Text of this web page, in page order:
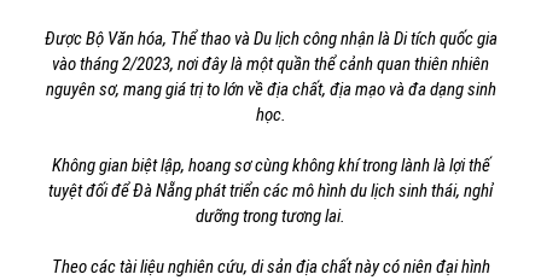
Được Bộ Văn hóa, Thể thao và Du lịch công nhận là Di tích quốc gia
vào tháng 2/2023, nơi đây là một quần thể cảnh quan thiên nhiên
nguyên sơ, mang giá trị to lớn về địa chất, địa mạo và đa dạng sinh
học.
Không gian biệt lập, hoang sơ cùng không khí trong lành là lợi thế
tuyệt đối để Đà Nẵng phát triển các mô hình du lịch sinh thái, nghỉ
dưỡng trong tương lai.
Theo các tài liệu nghiên cứu, di sản địa chất này có niên đại hình